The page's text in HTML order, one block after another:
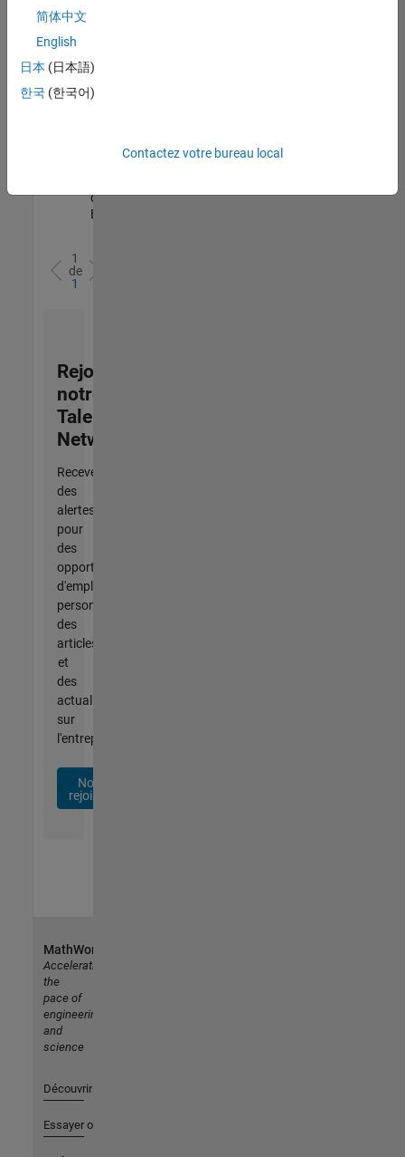
votre
région.
Senior Software Quality Engineer
Senior
Engineer
qualité |
Expérimenté(e)
1
de
1
Rejoignez
notre
Talent
Network
Recevez
des
alertes
pour
des
opportunités
d'emploi
personnalisées,
des
articles
et
des
actualités
sur
l'entreprise.
Nous
rejoindre
简体中文
English
日本 (日本語)
한국 (한국어)
Contactez votre bureau local
MathWorks
Accelerating
the
pace of
engineering
and
science
Découvrir les produits
Essayer ou acheter